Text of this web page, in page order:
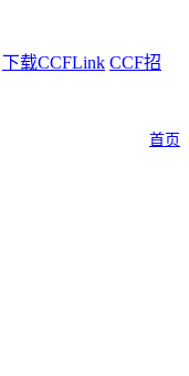
下载CCFLink CCF招
首页